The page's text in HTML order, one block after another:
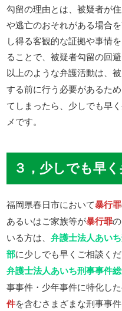
勾留の理由とは、被疑者が
や逃亡のおそれがある場合
し得る客観的な証拠や事情
ることで、被疑者勾留の回避
以上のような弁護活動は、
する前に行う必要があるた
てしまったら、少しでも早
メです。
３，少しでも早
福岡県春日市において暴行罪
あるいはご家族等が暴行罪
いる方は、弁護士法人あい
部に少しでも早くご相談くだ
弁護士法人あいち刑事事件
事事件・少年事件に特化し
件を含むさまざまな刑事事